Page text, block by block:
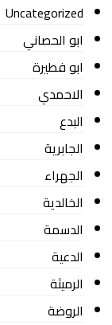
Uncategorized
ابو الحصاني
ابو فطيرة
الاحمدي
البدع
الجابرية
الجهراء
الخالدية
الدسمة
الدعية
الرميثة
الروضة